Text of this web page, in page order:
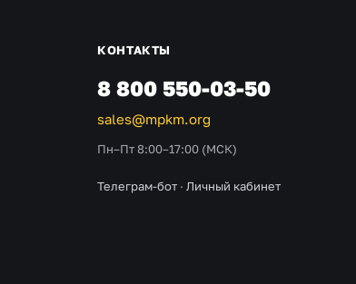
КОНТАКТЫ
8 800 550-03-50
sales@mpkm.org
Пн–Пт 8:00–17:00 (МСК)
Телеграм-бот · Личный кабинет